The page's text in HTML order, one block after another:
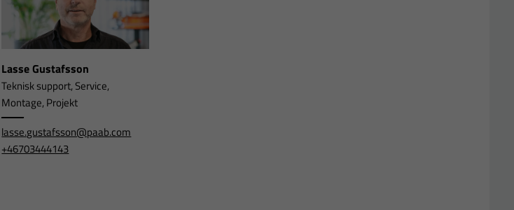
Lasse Gustafsson
Teknisk support, Service,
Montage, Projekt
lasse.gustafsson@paab.com
+46703444143